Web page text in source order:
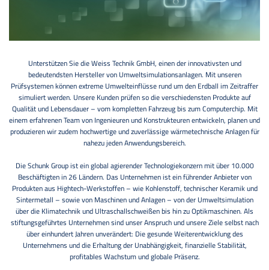
Unterstützen Sie die Weiss Technik GmbH, einen der innovativsten und
bedeutendsten Hersteller von Umweltsimulationsanlagen. Mit unseren
Prüfsystemen können extreme Umwelteinflüsse rund um den Erdball im Zeitraffer
simuliert werden. Unsere Kunden prüfen so die verschiedensten Produkte auf
Qualität und Lebensdauer – vom kompletten Fahrzeug bis zum Computerchip. Mit
einem erfahrenen Team von Ingenieuren und Konstrukteuren entwickeln, planen und
produzieren wir zudem hochwertige und zuverlässige wärmetechnische Anlagen für
nahezu jeden Anwendungsbereich.
Die Schunk Group ist ein global agierender Technologiekonzern mit über 10.000
Beschäftigten in 26 Ländern. Das Unternehmen ist ein führender Anbieter von
Produkten aus Hightech-Werkstoffen – wie Kohlenstoff, technischer Keramik und
Sintermetall – sowie von Maschinen und Anlagen – von der Umweltsimulation
über die Klimatechnik und Ultraschallschweißen bis hin zu Optikmaschinen. Als
stiftungsgeführtes Unternehmen sind unser Anspruch und unsere Ziele selbst nach
über einhundert Jahren unverändert: Die gesunde Weiterentwicklung des
Unternehmens und die Erhaltung der Unabhängigkeit, finanzielle Stabilität,
profitables Wachstum und globale Präsenz.